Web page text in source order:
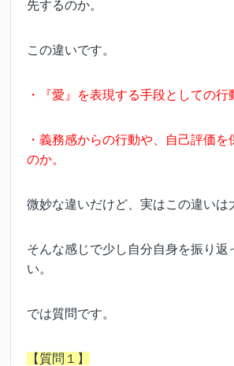
先するのか。
この違いです。
・『愛』を表現する手段としての行
・義務感からの行動や、自己評価を
のか。
微妙な違いだけど、実はこの違いは
そんな感じで少し自分自身を振り返
い。
では質問です。
【質問１】